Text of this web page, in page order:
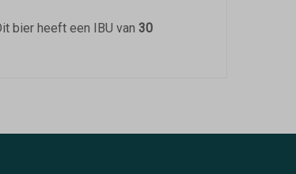
bier heeft een IBU van 30